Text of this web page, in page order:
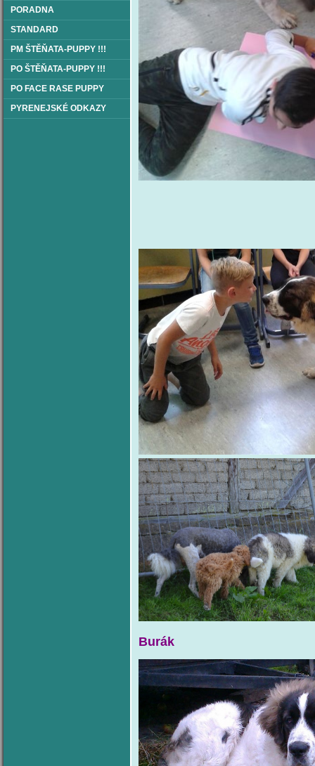
PORADNA
STANDARD
PM ŠTĚŇATA-PUPPY !!!
PO ŠTĚŇATA-PUPPY !!!
PO FACE RASE PUPPY
PYRENEJSKÉ ODKAZY
Burák